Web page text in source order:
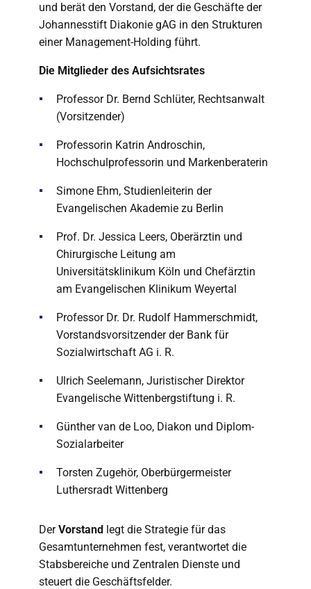
und berät den Vorstand, der die Geschäfte der
Johannesstift Diakonie gAG in den Strukturen
einer Management-Holding führt.
Die Mitglieder des Aufsichtsrates
Professor Dr. Bernd Schlüter, Rechtsanwalt
(Vorsitzender)
Professorin Katrin Androschin,
Hochschulprofessorin und Markenberaterin
Simone Ehm, Studienleiterin der
Evangelischen Akademie zu Berlin
Prof. Dr. Jessica Leers, Oberärztin und
Chirurgische Leitung am
Universitätsklinikum Köln und Chefärztin
am Evangelischen Klinikum Weyertal
Professor Dr. Dr. Rudolf Hammerschmidt,
Vorstandsvorsitzender der Bank für
Sozialwirtschaft AG i. R.
Ulrich Seelemann, Juristischer Direktor
Evangelische Wittenbergstiftung i. R.
Günther van de Loo, Diakon und Diplom-
Sozialarbeiter
Torsten Zugehör, Oberbürgermeister
Luthersradt Wittenberg
DerVorstand legt die Strategie für das
Gesamtunternehmen fest, verantwortet die
Stabsbereiche und Zentralen Dienste und
steuert die Geschäftsfelder.